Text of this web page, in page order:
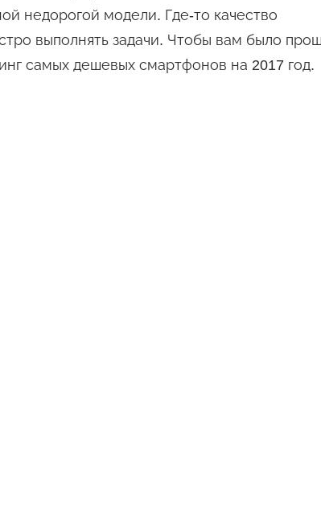
недорогой модели. Где-то качество
выполнять задачи. Чтобы вам было
самых дешевых смартфонов на 2017 год.